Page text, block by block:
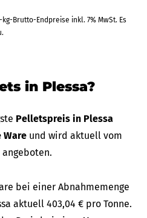
Endpreise inkl. 7% MwSt. Es
in Plessa?
Pelletspreis in Plessa
Ware und wird aktuell vom
angeboten.
bei einer Abnahmemenge
aktuell 403,04 € pro Tonne.